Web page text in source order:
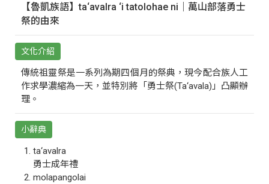
【魯凱族語】ta‘avalra ‘i tatolohae ni｜萬山部落勇士
祭的由來
文化介紹
傳統祖靈祭是一系列為期四個月的祭典，現今配合族人工
作求學濃縮為一天，並特別將「勇士祭(Ta‘avala)」凸顯辦
理。
小辭典
ta‘avalra
勇士成年禮
molapangolai